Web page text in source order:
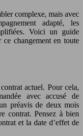
complexe, mais avec
adapté, les
Voici un guide
changement en toute
actuel. Pour cela,
avec accusé de
préavis de deux mois
contrat. Pensez à bien
et la date d’effet de